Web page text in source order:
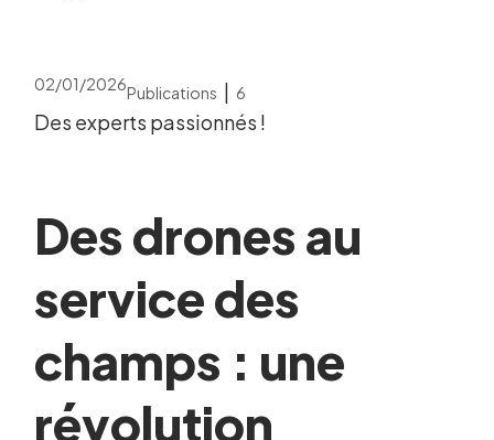
02/01/2026Publications | 6
Des experts passionnés !
Des drones au
service des
champs : une
révolution